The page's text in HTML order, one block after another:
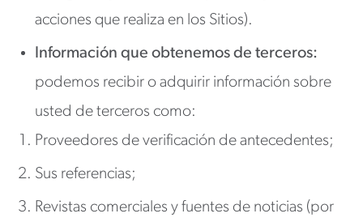
acciones que realiza en los Sitios).
Información que obtenemos de terceros:
podemos recibir o adquirir información sobre
usted de terceros como:
Proveedores de verificación de antecedentes;
Sus referencias;
Revistas comerciales y fuentes de noticias (por